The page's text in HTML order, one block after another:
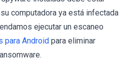
computadora ya está infectada
ejecutar un escaneo
para Android para eliminar